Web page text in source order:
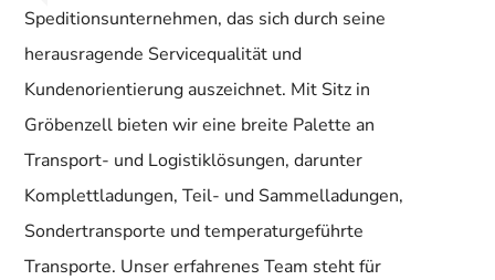
Speditionsunternehmen, das sich durch seine
herausragende Servicequalität und
Kundenorientierung auszeichnet. Mit Sitz in
Gröbenzell bieten wir eine breite Palette an
Transport- und Logistiklösungen, darunter
Komplettladungen, Teil- und Sammelladungen,
Sondertransporte und temperaturgeführte
Transporte. Unser erfahrenes Team steht für